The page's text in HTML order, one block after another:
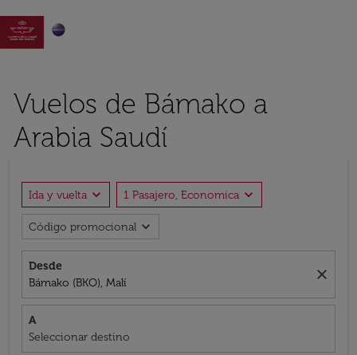

Vuelos de Bámako a
Arabia Saudí
Ida y vuelta expand_more 1 Pasajero, Economica expand_more
Código promocional expand_more
Desde
Bámako (BKO), Malí
close
A
Seleccionar destino